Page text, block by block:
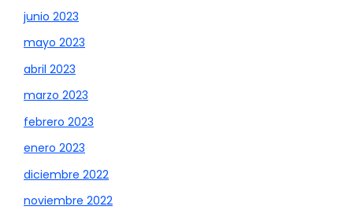
junio 2023
mayo 2023
abril 2023
marzo 2023
febrero 2023
enero 2023
diciembre 2022
noviembre 2022